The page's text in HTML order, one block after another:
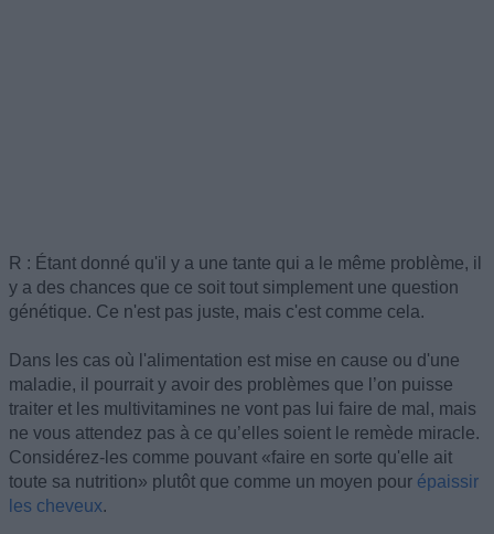
R : Étant donné qu'il y a une tante qui a le même problème, il
y a des chances que ce soit tout simplement une question
génétique. Ce n'est pas juste, mais c'est comme cela.
Dans les cas où l'alimentation est mise en cause ou d'une
maladie, il pourrait y avoir des problèmes que l’on puisse
traiter et les multivitamines ne vont pas lui faire de mal, mais
ne vous attendez pas à ce qu’elles soient le remède miracle.
Considérez-les comme pouvant «faire en sorte qu'elle ait
toute sa nutrition» plutôt que comme un moyen pour épaissir
les cheveux.